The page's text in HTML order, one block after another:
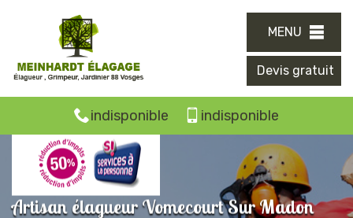
MENU
Devis gratuit
indisponible indisponible
Artisan élagueur Vomecourt Sur Madon